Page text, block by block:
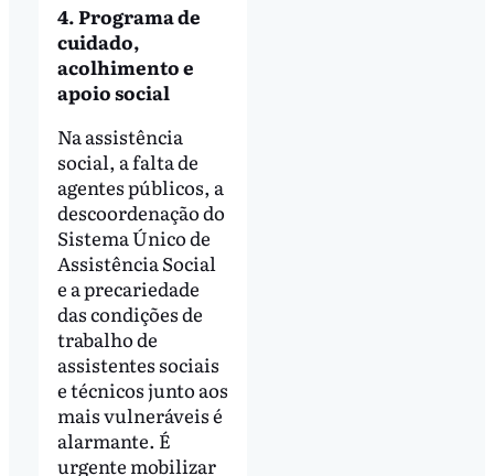
4. Programa de
cuidado,
acolhimento e
apoio social
Na assistência
social, a falta de
agentes públicos, a
descoordenação do
Sistema Único de
Assistência Social
e a precariedade
das condições de
trabalho de
assistentes sociais
e técnicos junto aos
mais vulneráveis é
alarmante. É
urgente mobilizar